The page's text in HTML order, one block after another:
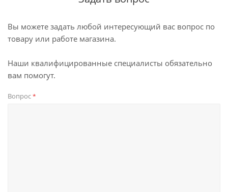
Вы можете задать любой интересующий вас вопрос по
товару или работе магазина.
Наши квалифицированные специалисты обязательно
вам помогут.
Вопрос*